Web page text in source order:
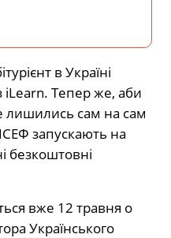
в Україні
iLearn. Тепер же, аби
лишились сам на сам
запускають на
безкоштовні
вже 12 травня о
Українського